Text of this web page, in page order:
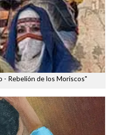
- Rebelión de los Moriscos"